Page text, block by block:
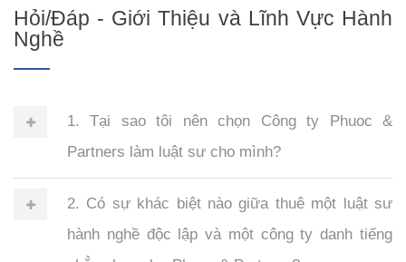
Hỏi/Đáp - Giới Thiệu và Lĩnh Vực Hành
Nghề
1. Tại sao tôi nên chọn Công ty Phuoc &
Partners làm luật sư cho mình?
2. Có sự khác biệt nào giữa thuê một luật sư
hành nghề độc lập và một công ty danh tiếng